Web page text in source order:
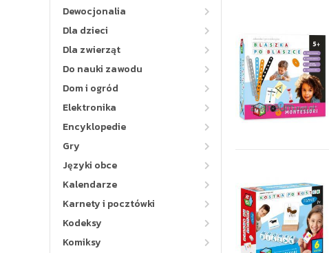
Dewocjonalia
Dla dzieci
Dla zwierząt
Do nauki zawodu
Dom i ogród
Elektronika
Encyklopedie
Gry
Języki obce
Kalendarze
Karnety i pocztówki
Kodeksy
Komiksy